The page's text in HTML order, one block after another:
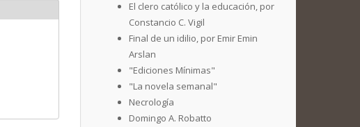
El clero católico y la educación, por
Constancio C. Vigil
Final de un idilio, por Emir Emin
Arslan
"Ediciones Mínimas"
"La novela semanal"
Necrología
Domingo A. Robatto